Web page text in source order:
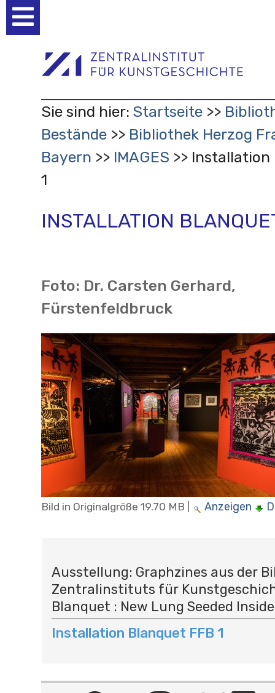
Werkzeuge
Sie sind hier: Startseite
Bestände
Bibliothek Herzog
Bayern
IMAGES
Installation
1
INSTALLATION
Foto: Dr. Carsten Gerhard,
Fürstenfeldbruck
Bild in Originalgröße 19.70 MB Anzeigen
A
V
I
G
A
T
N
Ausstellung: Graphzines aus der
Zentralinstituts für
Blanquet : New Lung Seeded Inside
Installation Blanquet FFB 1